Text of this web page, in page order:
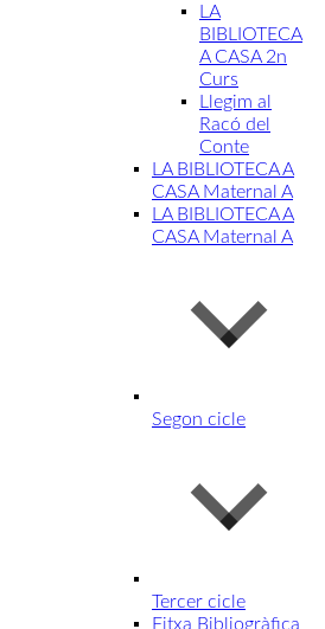
LA
BIBLIOTECA
A CASA 2n
Curs
Llegim al
Racó del
Conte
LA BIBLIOTECA A
CASA Maternal A
LA BIBLIOTECA A
CASA Maternal A
Segon cicle
Tercer cicle
Fitxa Bibliogràfica